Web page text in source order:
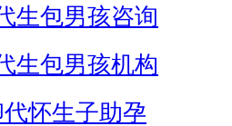
生包男孩咨询
生包男孩机构
怀生子助孕